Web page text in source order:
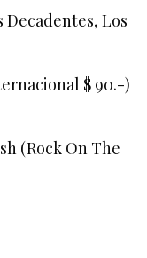
Decadentes, Los
$ 90.-)
(Rock On The